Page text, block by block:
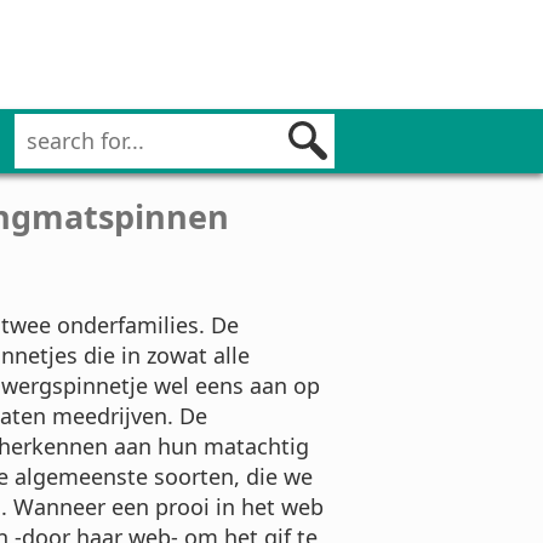
onderfamilies. De
die in zowat alle
wel eens aan op
meedrijven. De
aan hun matachtig
algemeenste soorten, die we
een prooi in het web
-door haar web- om het gif te